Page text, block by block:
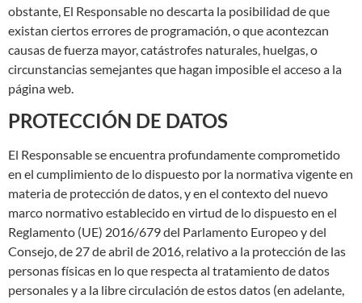
obstante, El Responsable no descarta la posibilidad de que
existan ciertos errores de programación, o que acontezcan
causas de fuerza mayor, catástrofes naturales, huelgas, o
circunstancias semejantes que hagan imposible el acceso a la
página web.
PROTECCIÓN DE DATOS
El Responsable se encuentra profundamente comprometido
en el cumplimiento de lo dispuesto por la normativa vigente en
materia de protección de datos, y en el contexto del nuevo
marco normativo establecido en virtud de lo dispuesto en el
Reglamento (UE) 2016/679 del Parlamento Europeo y del
Consejo, de 27 de abril de 2016, relativo a la protección de las
personas físicas en lo que respecta al tratamiento de datos
personales y a la libre circulación de estos datos (en adelante,